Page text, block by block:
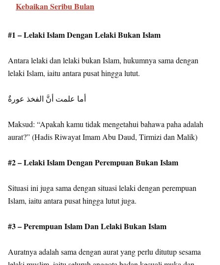
Kebaikan Seribu Bulan
#1 – Lelaki Islam Dengan Lelaki Bukan Islam
Antara lelaki dan lelaki bukan Islam, hukumnya sama dengan
lelaki Islam, iaitu antara pusat hingga lutut.
أما علمت أنَّ الفخذ عورةٌ
Maksud: “Apakah kamu tidak mengetahui bahawa paha adalah
aurat?” (Hadis Riwayat Imam Abu Daud, Tirmizi dan Malik)
#2 – Lelaki Islam Dengan Perempuan Bukan Islam
Situasi ini juga sama dengan situasi lelaki dengan perempuan
Islam, iaitu antara pusat hingga lutut juga.
#3 – Perempuan Islam Dan Lelaki Bukan Islam
Auratnya adalah sama dengan aurat yang perlu ditutup sesama